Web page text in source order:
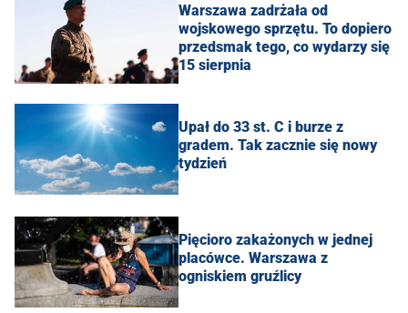
Warszawa zadrżała od
wojskowego sprzętu. To dopiero
przedsmak tego, co wydarzy się
15 sierpnia
Upał do 33 st. C i burze z
gradem. Tak zacznie się nowy
tydzień
Pięcioro zakażonych w jednej
placówce. Warszawa z
ogniskiem gruźlicy